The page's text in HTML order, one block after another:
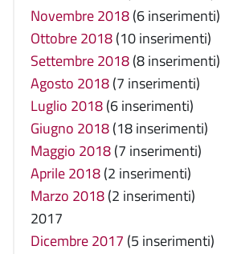
Novembre 2018(6 inserimenti)
Ottobre 2018(10 inserimenti)
Settembre 2018(8 inserimenti)
Agosto 2018(7 inserimenti)
Luglio 2018(6 inserimenti)
Giugno 2018(18 inserimenti)
Maggio 2018(7 inserimenti)
Aprile 2018(2 inserimenti)
Marzo 2018(2 inserimenti)
2017
Dicembre 2017 (5 inserimenti)